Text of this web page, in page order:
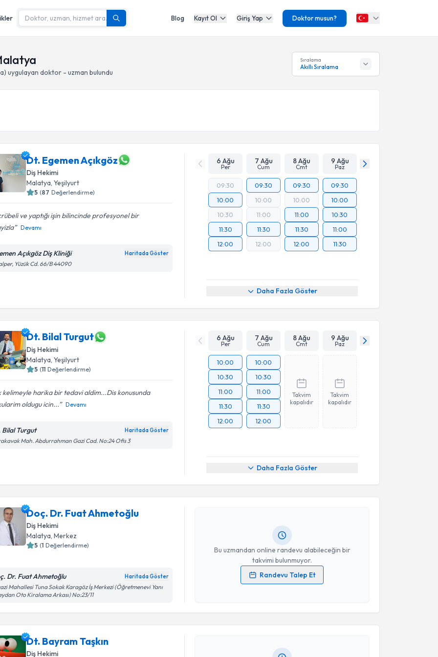
Blog Kayıt Ol Giriş Yap Doktor musun?
uygulayan doktor - uzman bulundu
Sıralama
Akıllı Sıralama
Dt. Egemen Açıkgöz
Diş Hekimi
Malatya, Yeşilyurt
5 (87 Değerlendirme)
ve yaptığı işin bilincinde profesyonel bir
Devamı
Açıkgöz Diş Kliniği Haritada Göster
Yüzük Cd. 66/B 44090
6 Ağu
Per
7 Ağu
Cum
8 Ağu
Cmt
9 Ağu
Paz
09:30
10:00
10:30
11:30
12:00
09:30
10:00
11:00
11:30
12:00
09:30
10:00
11:00
11:30
12:00
09:30
10:00
10:30
11:00
11:30
Daha Fazla Göster
Dt. Bilal Turgut
Diş Hekimi
Malatya , Yeşilyurt
5 (11 Değerlendirme)
kelimeyle harika bir tedavi aldim...Dis konusunda
oldugu icin...
Devamı
Bilal Turgut Haritada Göster
Mah. Abdurrahman Gazi Cad. No:24 Ofis 3
6 Ağu
Per
7 Ağu
Cum
8 Ağu
Cmt
9 Ağu
Paz
10:00
10:30
11:00
11:30
12:00
10:00
10:30
11:00
11:30
12:00
Takvim
kapalıdır
Takvim
kapalıdır
Daha Fazla Göster
Doç. Dr. Fuat Ahmetoğlu
Diş Hekimi
Malatya, Merkez
5 (1 Değerlendirme)
Dr. Fuat Ahmetoğlu Haritada Göster
Mahallesi Tuna Sokak Karagöz İş Merkezi (Öğretmenevi Yanı
Oto Kiralama Arkası) No:23/11
Bu uzmandan online randevu alabileceğin bir
takvimi bulunmuyor.
Randevu Talep Et
Randevu Takvimi Talebi
Doç. Dr. Fuat Ahmetoğluiçin randevu takvimi talebi oluşturun.
Size bu uzmandan randevu almanız için bir takvim
Kişisel verilerimin işlenmesine ilişkinAydınlatma Metni
Dt. Bayram Taşkın
Diş Hekimi
Randevu Takvimi Talebi